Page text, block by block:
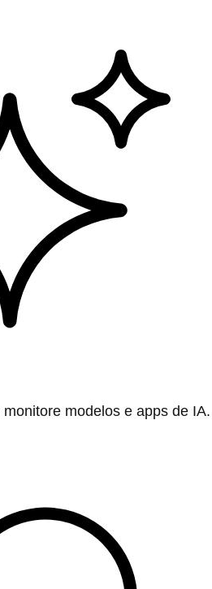
modelos e apps de IA.